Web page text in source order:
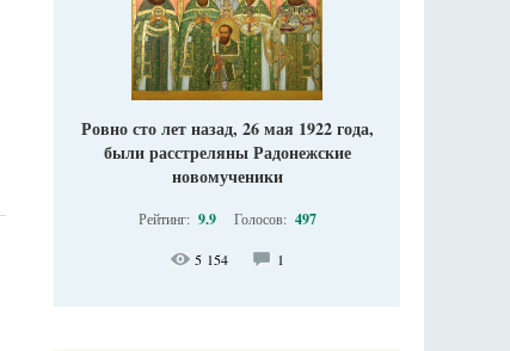
Ровно сто лет назад, 26 мая 1922 года,
были расстреляны Радонежские
новомученики
Рейтинг: 9.9 Голосов: 497
5 154 1